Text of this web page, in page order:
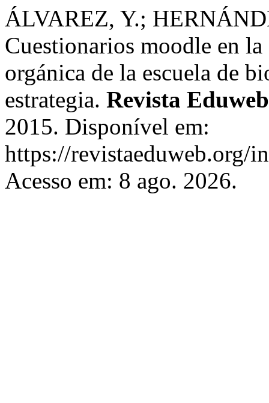
ÁLVAREZ, Y.;
Cuestionarios moodle en
orgánica de la escuela de
estrategia. Revista Eduweb
2015. Disponível em:
https://revistaeduweb.org/
Acesso em: 8 ago. 2026.